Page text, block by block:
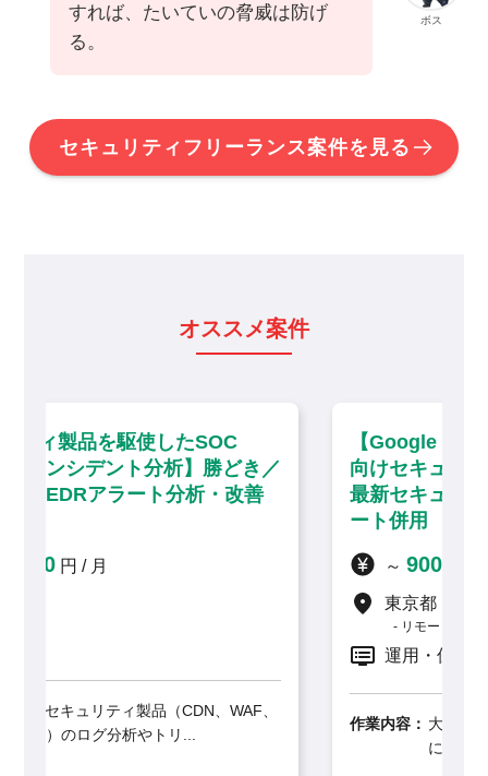
ボス
すれば、たいていの脅威は防げ
る。
セキュリティフリーランス案件を見る
オススメ案件
【Google Sec Opsを活用した大手企業
向けセキュリティ運用・分析】大手町／
最新セキュリティソリューション・リモ
作業内容：
大手製造業・建設業クライアント向け